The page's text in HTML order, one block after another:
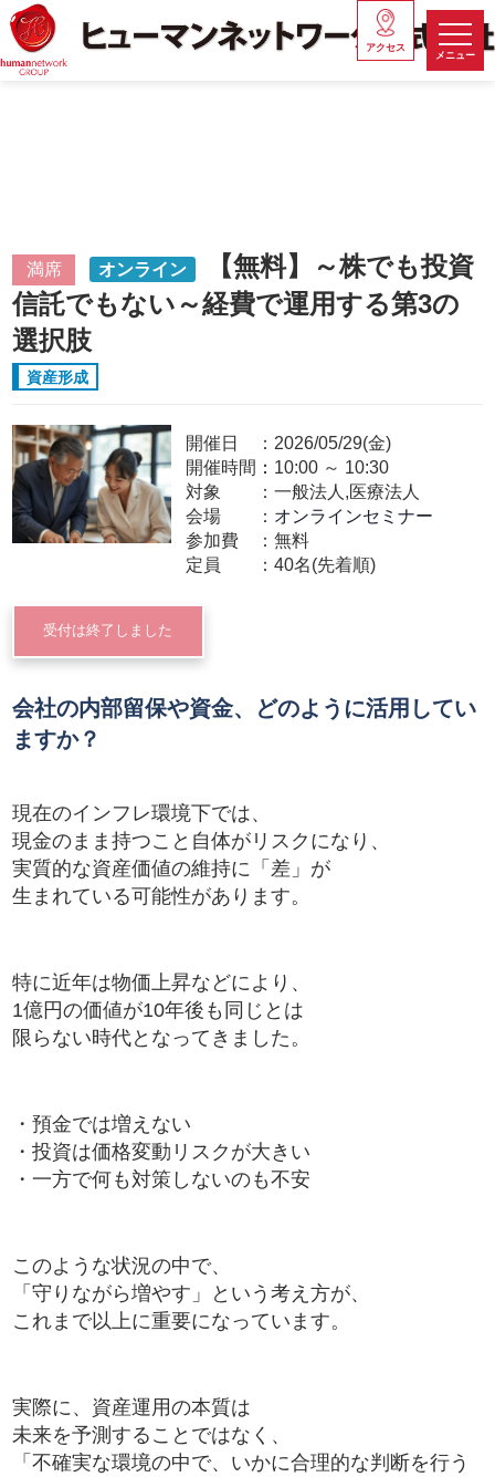
メニュー
アクセス
満席 オンライン
【無料】～株でも投資
信託でもない～経費で運用する第3の
選択肢
資産形成
開催日
2026/05/29(金)
開催時間： 10:00～ 10:30
対象
一般法人,医療法人
会場
オンラインセミナー
参加費
無料
定員
40名(先着順)
受付は終了しました
会社の内部留保や資金、どのように活用してい
ますか？
現在のインフレ環境下では、
現金のまま持つこと自体がリスクになり、
実質的な資産価値の維持に「差」が
生まれている可能性があります。
特に近年は物価上昇などにより、
1億円の価値が10年後も同じとは
限らない時代となってきました。
・預金では増えない
・投資は価格変動リスクが大きい
・一方で何も対策しないのも不安
このような状況の中で、
「守りながら増やす」という考え方が、
これまで以上に重要になっています。
実際に、資産運用の本質は
未来を予測することではなく、
「不確実な環境の中で、いかに合理的な判断を行う